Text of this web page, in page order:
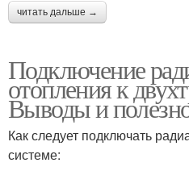
читать дальше →
Подключение
отопления к
Выводы и
Как следует подключать
системе: